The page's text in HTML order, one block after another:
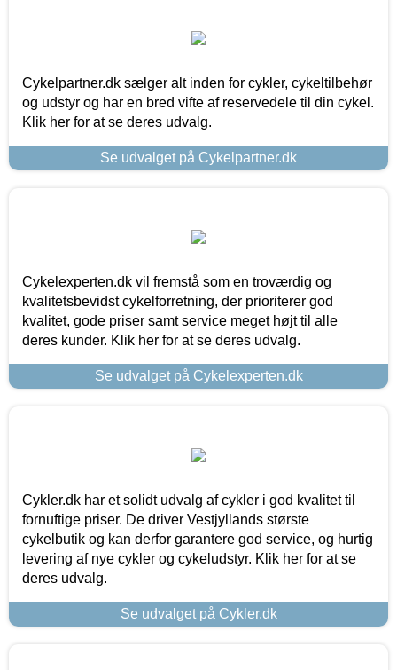
Cykelpartner.dk sælger alt inden for cykler, cykeltilbehør
og udstyr og har en bred vifte af reservedele til din cykel.
Klik her for at se deres udvalg.
Se udvalget på Cykelpartner.dk
Cykelexperten.dk vil fremstå som en troværdig og
kvalitetsbevidst cykelforretning, der prioriterer god
kvalitet, gode priser samt service meget højt til alle
deres kunder. Klik her for at se deres udvalg.
Se udvalget på Cykelexperten.dk
Cykler.dk har et solidt udvalg af cykler i god kvalitet til
fornuftige priser. De driver Vestjyllands største
cykelbutik og kan derfor garantere god service, og hurtig
levering af nye cykler og cykeludstyr. Klik her for at se
deres udvalg.
Se udvalget på Cykler.dk